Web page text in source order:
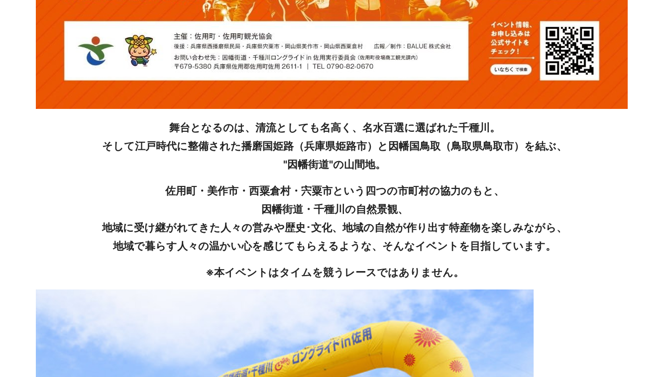
舞台となるのは、清流としても名高く、名水百選に選ばれた千種川。
そして江戸時代に整備された播磨国姫路（兵庫県姫路市）と因幡国鳥取（鳥取県鳥取市）を結ぶ、
"因幡街道"の山間地。
佐用町・美作市・西粟倉村・宍粟市という四つの市町村の協力のもと、
因幡街道・千種川の自然景観、
地域に受け継がれてきた人々の営みや歴史･文化、地域の自然が作り出す特産物を楽しみながら、
地域で暮らす人々の温かい心を感じてもらえるような、そんなイベントを目指しています。
※本イベントはタイムを競うレースではありません。